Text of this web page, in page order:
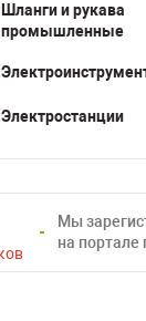
Шланги и рукава
промышленные
Электростанции
Мы
на